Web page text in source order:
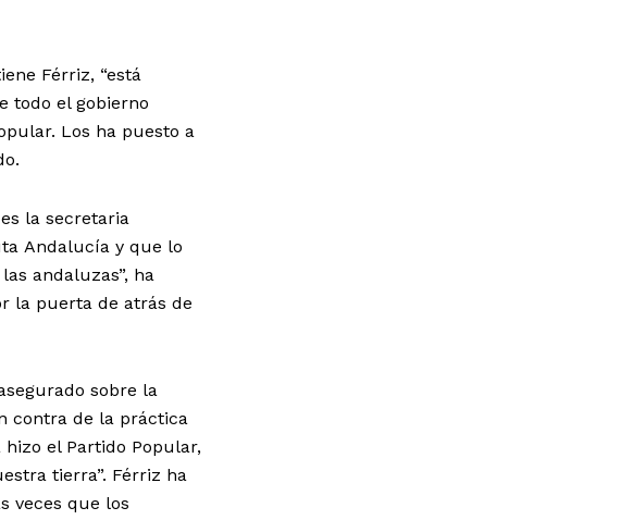
Férriz, “está
todo el gobierno
Los ha puesto a
la secretaria
Andalucía y que lo
andaluzas”, ha
la puerta de atrás de
sobre la
contra de la práctica
el Partido Popular,
tierra”. Férriz ha
veces que los